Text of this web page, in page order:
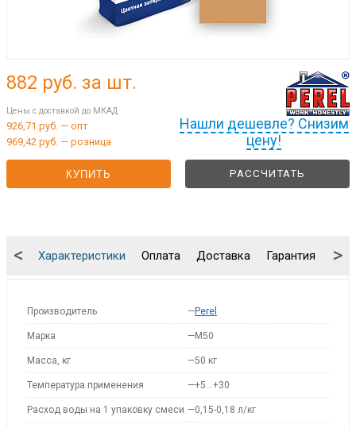
Нашли дешевле? Снизим
цену!
882 руб. за шт.
Цены с доставкой до МКАД
926,71 руб. — опт
969,42 руб. — розница
КУПИТЬ РАССЧИТАТЬ
Характеристики Оплата Доставка Гарантия
< >
Производитель —Perel
Марка —M50
Масса, кг —50 кг
Температура применения —+5…+30
Расход воды на 1 упаковку смеси —0,15-0,18 л/кг